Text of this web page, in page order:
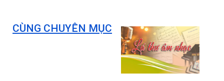
CÙNG CHUYÊN MỤC